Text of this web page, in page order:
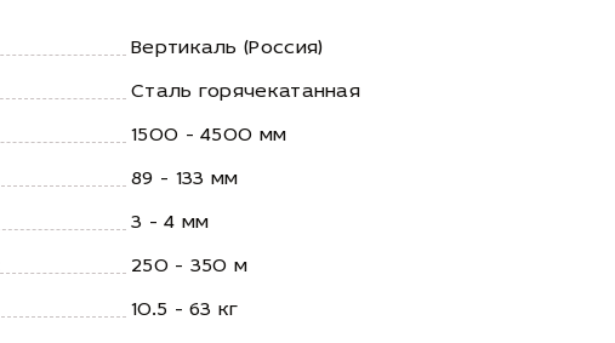
Вертикаль (Россия)
Сталь горячекатанная
1500 - 4500 мм
89 - 133 мм
3 - 4 мм
250 - 350 м
10.5 - 63 кг